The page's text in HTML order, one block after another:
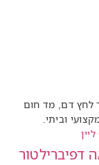
לחץ דם, מד חום
וביתי.
דפיברילטור